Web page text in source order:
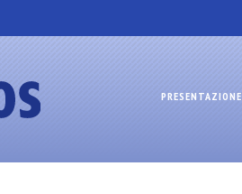
PRESENTAZIONE